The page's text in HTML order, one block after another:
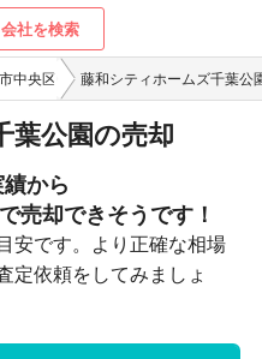
会社を検索
中央区 藤和シティホームズ千葉公
葉公園の売却
から
で売却できそうです！
安です。より正確な相場
定依頼をしてみましょ